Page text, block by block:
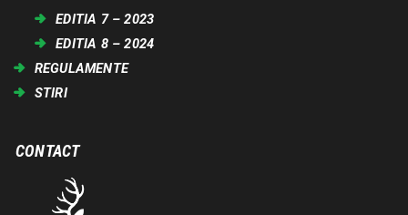
EDITIA 7 – 2023
EDITIA 8 – 2024
REGULAMENTE
STIRI
CONTACT